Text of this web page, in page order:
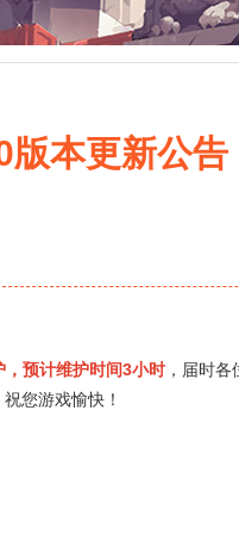
版本更新公告
预计维护时间3小时 ，届时
您游戏愉快！